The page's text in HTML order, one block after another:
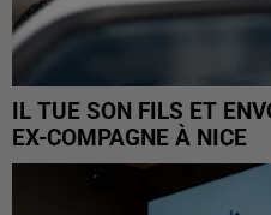
IL TUE SON FILS ET
EX-COMPAGNE À NICE